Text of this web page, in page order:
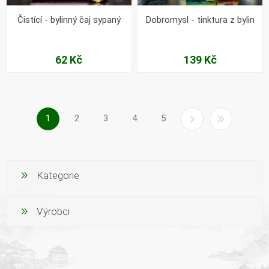
Čistící - bylinný čaj sypaný
62 Kč
Dobromysl - tinktura z bylin
139 Kč
1 2 3 4 5
Kategorie
Výrobci